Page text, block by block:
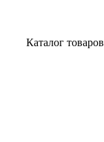
Каталог товаров